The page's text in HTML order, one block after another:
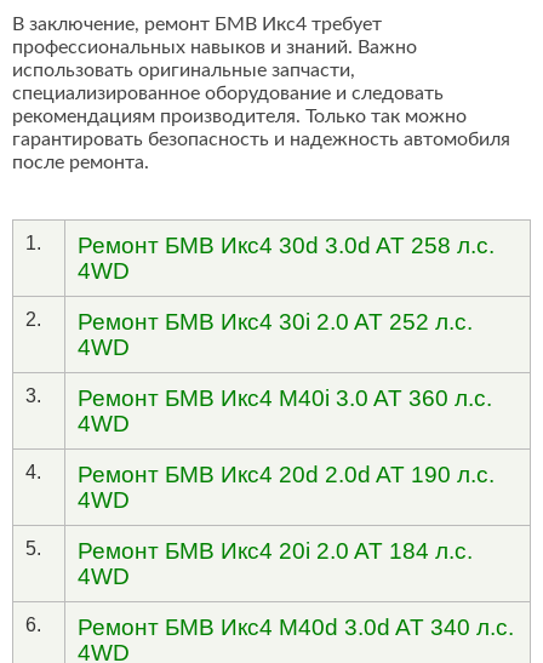
В заключение, ремонт БМВ Икс4 требует
профессиональных навыков и знаний. Важно
использовать оригинальные запчасти,
специализированное оборудование и следовать
рекомендациям производителя. Только так можно
гарантировать безопасность и надежность автомобиля
после ремонта.
1.
Ремонт БМВ Икс4 30d 3.0d AT 258 л.с.
4WD
2.
Ремонт БМВ Икс4 30i 2.0 AT 252 л.с.
4WD
3.
Ремонт БМВ Икс4 M40i 3.0 AT 360 л.с.
4WD
4.
Ремонт БМВ Икс4 20d 2.0d AT 190 л.с.
4WD
5.
Ремонт БМВ Икс4 20i 2.0 AT 184 л.с.
4WD
6.
Ремонт БМВ Икс4 M40d 3.0d AT 340 л.с.
4WD